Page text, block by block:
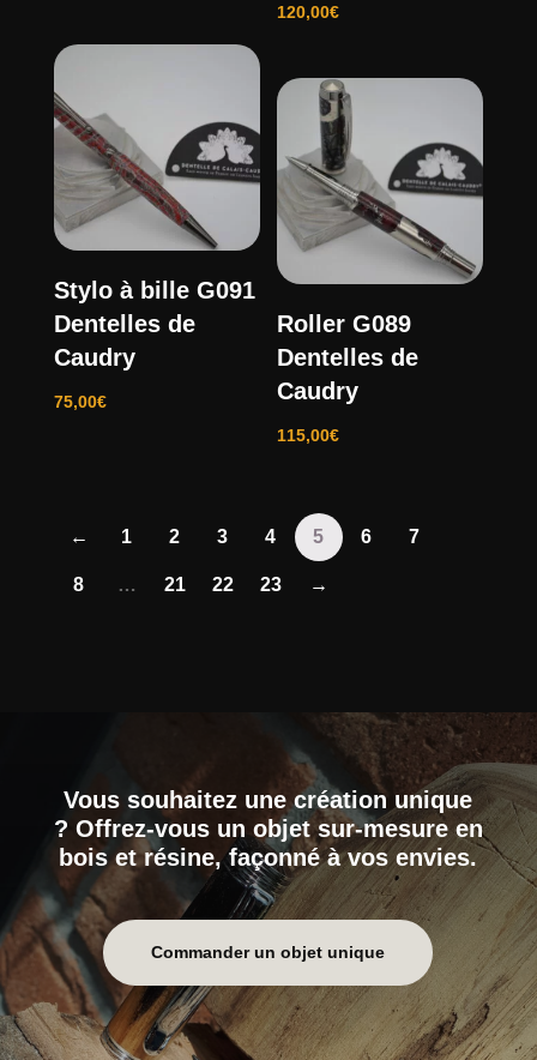
120,00€
Stylo à bille G091
Dentelles de
Caudry
75,00€
Roller G089
Dentelles de
Caudry
115,00€
← 1 2 3 4 5 6 7
8 … 21 22 23 →
Vous souhaitez une création unique
? Offrez-vous un objet sur-mesure en
bois et résine, façonné à vos envies.
Commander un objet unique